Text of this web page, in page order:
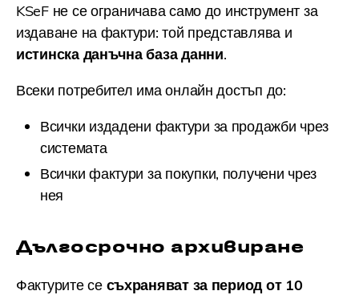
KSeF не се ограничава само до инструмент за
издаване на фактури: той представлява и
истинска данъчна база данни.
Всеки потребител има онлайн достъп до:
Всички издадени фактури за продажби чрез
системата
Всички фактури за покупки, получени чрез
нея
Дългосрочно архивиране
Фактурите се съхраняват за период от 10